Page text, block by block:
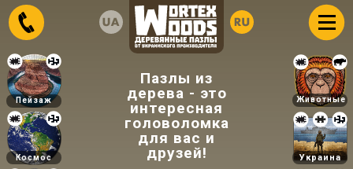
Пазлы из
дерева - это
интересная
головоломка
для вас и
друзей!
Украина
Пейзаж
Космос
Животные